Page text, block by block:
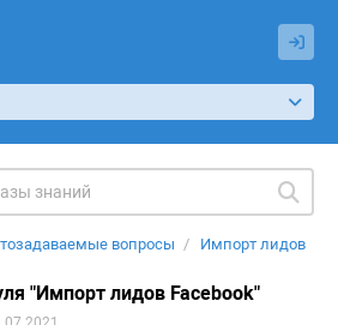
вопросы
Импорт лидов
"Импорт лидов Facebook"